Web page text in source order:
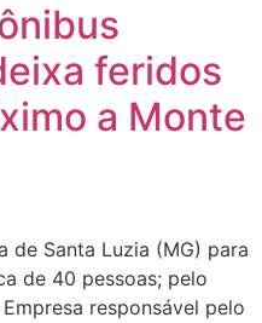
feridos
a Monte
de Santa Luzia (MG) para
de 40 pessoas; pelo
responsável pelo